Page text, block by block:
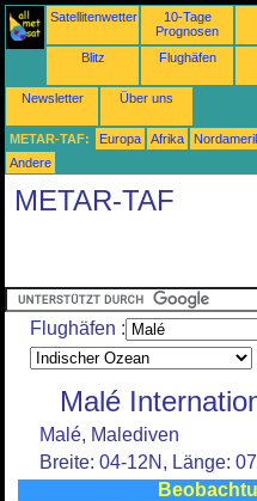
Satellitenwetter
10-Tage
Prognosen
Blitz Flughäfen
Newsletter Über uns
METAR-TAF: Europa Afrika
Andere
METAR-TAF
Flughäfen :
Malé
Malé, Malediven
Breite: 04-12N, Länge: